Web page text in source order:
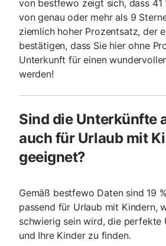
von bestfewo zeigt sich, dass 41
von genau oder mehr als 9
ziemlich hoher Prozentsatz, der
bestätigen, dass Sie hier ohne
Unterkunft für einen
werden!
Sind die Unterkünfte
auch für Urlaub mit
geeignet?
Gemäß bestfewo Daten sind 19
passend für Urlaub mit Kindern,
schwierig sein wird, die perfekte
und Ihre Kinder zu finden.